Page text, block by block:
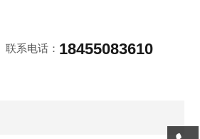
联系电话： 18455083610